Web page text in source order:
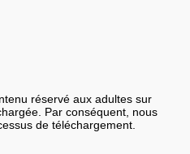
réservé aux adultes sur
Par conséquent, nous
de téléchargement.